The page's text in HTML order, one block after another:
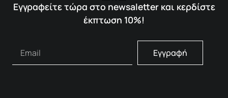
Εγγραφείτε τώρα στο newsaletter και κερδίστε
έκπτωση 10%!
Εγγραφή